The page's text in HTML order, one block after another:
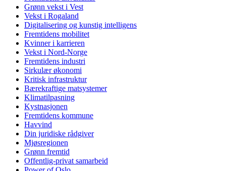
Grønn vekst i Vest
Vekst i Rogaland
Digitalisering og kunstig intelligens
Fremtidens mobilitet
Kvinner i karrieren
Vekst i Nord-Norge
Fremtidens industri
Sirkulær økonomi
Kritisk infrastruktur
Bærekraftige matsystemer
Klimatilpasning
Kystnasjonen
Fremtidens kommune
Havvind
Din juridiske rådgiver
Mjøsregionen
Grønn fremtid
Offentlig-privat samarbeid